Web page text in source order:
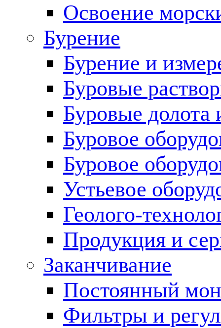
Освоение
Бурение
Бурение и
Буровые
Буровые долота
Буровое
Буровое
Устьевое
Геолого-
Продукция и
Заканчивание
Постоянный
Фильтры и